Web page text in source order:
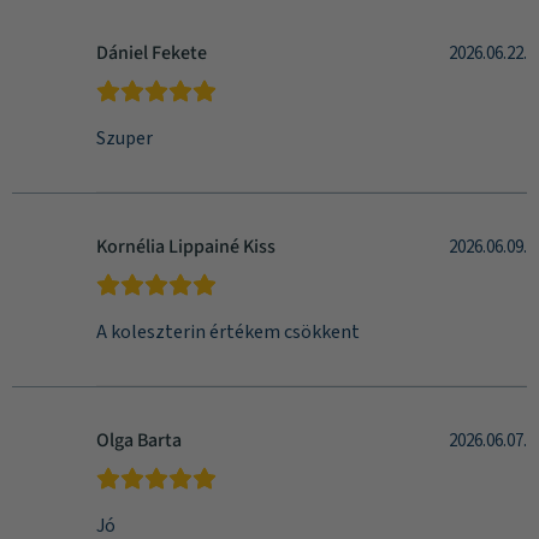
Dániel Fekete 2026.06.22.
Szuper
Kornélia Lippainé Kiss 2026.06.09.
A koleszterin értékem csökkent
Olga Barta 2026.06.07.
Jó